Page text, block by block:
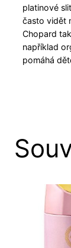
platinové
často vidět
Chopard
například
pomáhá